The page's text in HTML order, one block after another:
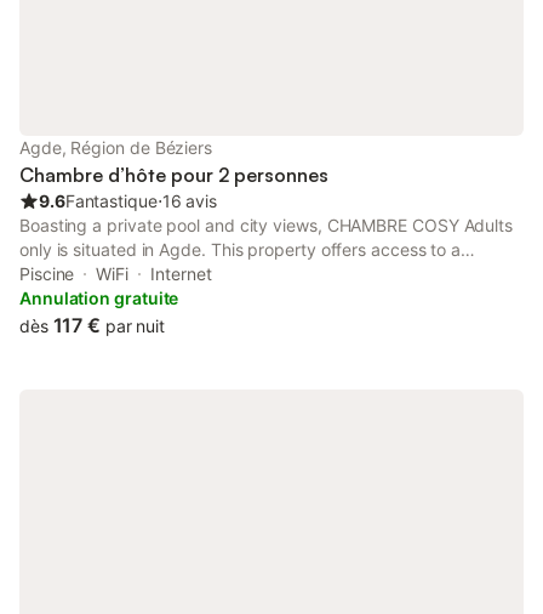
Agde, Région de Béziers
Chambre d’hôte pour 2 personnes
9.6Fantastique⋅16 avis
Boasting a private pool and city views, CHAMBRE COSY Adults
only is situated in Agde. This property offers access to a
terrace, free private parking and free WiFi. Outdoor seating is
also available at the bed and breakfast.
Piscine WiFi
Internet
Annulation gratuite
dès 117 € par nuit